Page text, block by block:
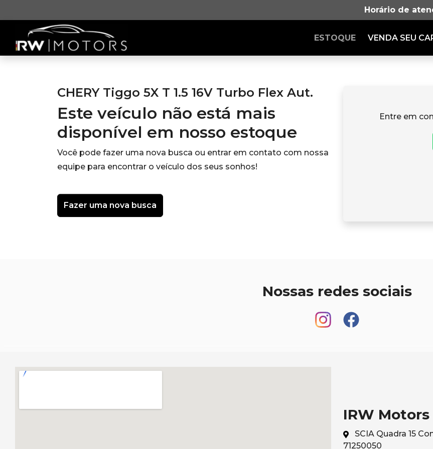
Horário de
ESTOQUE VENDA SEU
CHERY Tiggo 5X T 1.5 16V Turbo Flex Aut.
Este veículo não está mais
disponível em nosso estoque
Você pode fazer uma nova busca ou entrar em contato com nossa
equipe para encontrar o veículo dos seus sonhos!
Fazer uma nova busca
Entre em
Nossas redes sociais
IRW Motors
SCIA Quadra 15
71250050